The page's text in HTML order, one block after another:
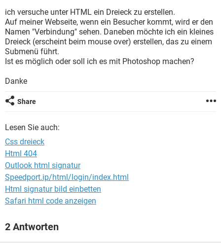
WHATSAPP TIKTOK
FACEBOOK HARDWARE
WINDOWS 10 INSTAGRAM
WHATSAPP TIKTOK
FACEBOOK
ich versuche unter HTML ein Dreieck zu erstellen.
Auf meiner Webseite, wenn ein Besucher kommt, wird er den
Namen "Verbindung" sehen. Daneben möchte ich ein kleines
Dreieck (erscheint beim mouse over) erstellen, das zu einem
Submenü führt.
Ist es möglich oder soll ich es mit Photoshop machen?
Danke
Share
Lesen Sie auch:
Css dreieck
Html 404
Outlook html signatur
Speedport.ip/html/login/index.html
Html signatur bild einbetten
Safari html code anzeigen
2 Antworten